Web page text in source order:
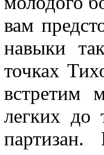
вам
навыки
точках
встретим
легких до